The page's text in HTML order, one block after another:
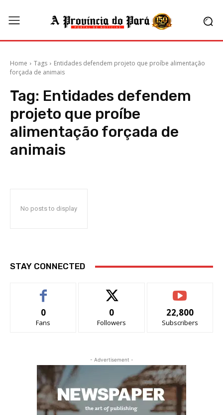
Home Tags
Entidades defendem projeto que proíbe alimentação
forçada de animais
Tag: Entidades defendem
projeto que proíbe
alimentação forçada de
animais
No posts to display
STAY CONNECTED
0
Fans
0
Followers
22,800
Subscribers
- Advertisement -